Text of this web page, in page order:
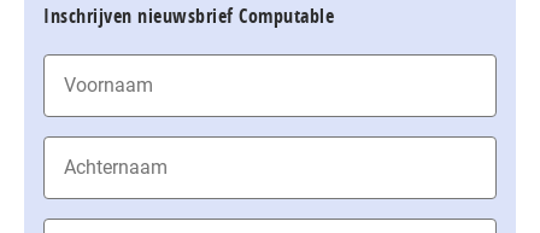
Inschrijven nieuwsbrief Computable